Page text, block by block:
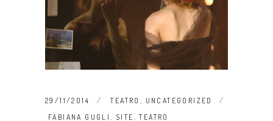
29/11/2014 TEATRO , UNCATEGORIZED
FABIANA GUGLI, SITE ,TEATRO